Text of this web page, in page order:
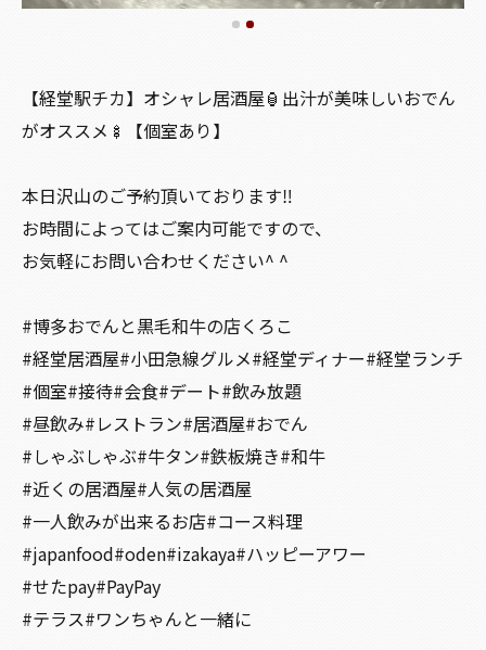
【経堂駅チカ】オシャレ居酒屋🏮出汁が美味しいおでん
がオススメ🍢【個室あり】
本日沢山のご予約頂いております‼️
お時間によってはご案内可能ですので、
お気軽にお問い合わせください^ ^
#博多おでんと黒毛和牛の店くろこ
#経堂居酒屋#小田急線グルメ#経堂ディナー#経堂ランチ
#個室#接待#会食#デート#飲み放題
#昼飲み#レストラン#居酒屋#おでん
#しゃぶしゃぶ#牛タン#鉄板焼き#和牛
#近くの居酒屋#人気の居酒屋
#一人飲みが出来るお店#コース料理
#japanfood#oden#izakaya#ハッピーアワー
#せたpay#PayPay
#テラス#ワンちゃんと一緒に